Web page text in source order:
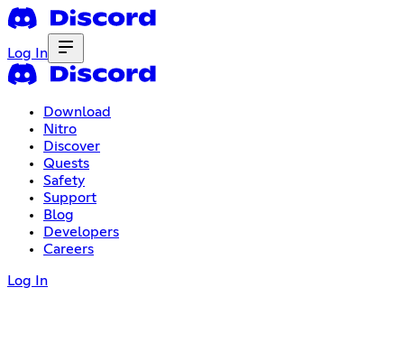
Log In
Download
Nitro
Discover
Quests
Safety
Support
Blog
Developers
Careers
Log In